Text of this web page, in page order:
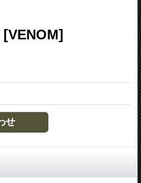
[VENOM]